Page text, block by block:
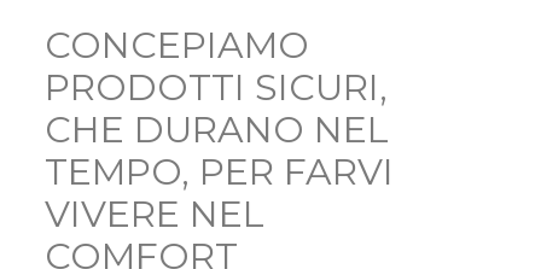
CONCEPIAMO
PRODOTTI SICURI,
CHE DURANO NEL
TEMPO, PER FARVI
VIVERE NEL
COMFORT